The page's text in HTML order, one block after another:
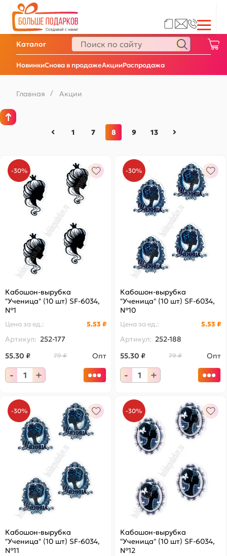
НовинкиСнова в продажеАкцииРаспродажа
Каталог
Главная / Акции
1 7 8 9 13
-30%
Кабошон-вырубка
"Ученица" (10 шт) SF-6034,
№1
Цена за ед.: 5.53 ₽
Артикул: 252-177
55.30 ₽
79 ₽ Опт
- +
-30%
Кабошон-вырубка
"Ученица" (10 шт) SF-6034,
№10
Цена за ед.: 5.53 ₽
Артикул: 252-188
55.30 ₽
79 ₽ Опт
- +
-30%
Кабошон-вырубка
"Ученица" (10 шт) SF-6034,
№11
-30%
Кабошон-вырубка
"Ученица" (10 шт) SF-6034,
№12